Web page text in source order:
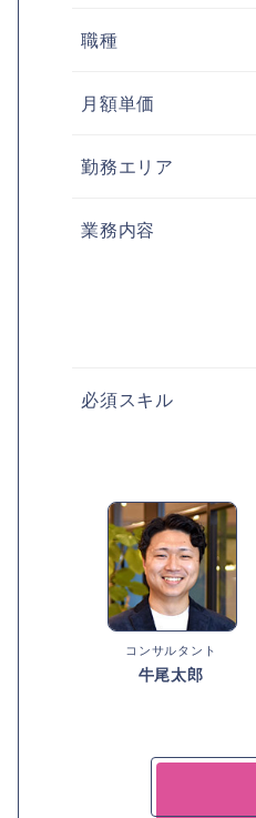
職種
月額単価
勤務エリア
業務内容
必須スキル
コンサルタント
牛尾太郎